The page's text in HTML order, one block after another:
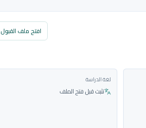
افتح ملف القبول
لغة الدراسة
تثبت قبل فتح الملف